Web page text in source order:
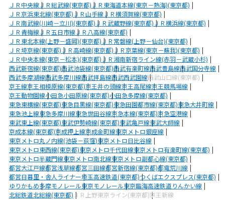
ＪＲ中央線ＪＲ総武線(東京都)ＪＲ東海道本線(東京－熱海)(東京都)
ＪＲ京浜東北線(東京都)ＪＲ山手線ＪＲ横須賀線(東京都)
ＪＲ南武線(川崎－立川)(東京都)ＪＲ武蔵野線(東京都)ＪＲ横浜線(東京都)
ＪＲ青梅線ＪＲ五日市線ＪＲ八高線(東京都)
ＪＲ東北本線(上野－盛岡)(東京都)ＪＲ常磐線(上野－仙台)(東京都)
ＪＲ埼京線(東京都)ＪＲ高崎線(東京都)ＪＲ京葉線(東京－蘇我)(東京都)
ＪＲ中央本線(東京－松本)(東京都)ＪＲ湘南新宿ライン線(赤羽－武蔵小杉)
西武新宿線(東京都)西武池袋線(東京都)西武有楽町線西武豊島線西武国分寺線
西武多摩湖線西武多摩川線西武拝島線西武西武園線西武山口線(東京都)
京王線京王相模原線(東京都)京王井の頭線京王高尾線京王競馬場線
京王動物園線小田急小田原線(東京都)小田急多摩線(東京都)
東急東横線(東京都)東急目黒線(東京都)東急田園都市線(東京都)東急大井町線
東急池上線東急多摩川線東急世田谷線京急本線(東京都)京急空港線
東武東上線(東京都)東武伊勢崎線(東京都)東武亀戸線東武大師線
京成本線(東京都)京成押上線京成金町線東京メトロ銀座線
東京メトロ丸ノ内線(池袋－荻窪)東京メトロ日比谷線
東京メトロ東西線(東京都)東京メトロ千代田線東京メトロ有楽町線(東京都)
東京メトロ半蔵門線東京メトロ南北線東京メトロ副都心線(東京都)
都営大江戸線都営浅草線都営三田線都営新宿線(東京都)都電荒川線
都営日暮里・舎人ライナー埼玉高速鉄道(東京都)つくばエクスプレス(東京都)
ゆりかもめ多摩モノレール東京モノレール東京臨海高速鉄道りんかい線
北総鉄道北総線(東京都) ＪＲ上野東京ライン(東京都)京王新線